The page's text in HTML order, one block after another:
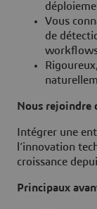
Vous
de
workflows
Nous rejoindre
Intégrer une
l’innovation
croissance
Principaux